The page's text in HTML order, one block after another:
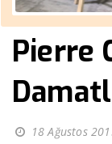
Pierre
18 Ağustos